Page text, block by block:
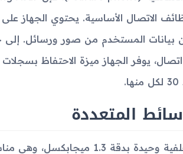
بيانات المستخدم من صور ورسائل.
1000 جهة اتصال، يوفر الجهاز ميزة الاحتفاظ
المتعددة
يتميز الجهاز بكاميرا خلفية